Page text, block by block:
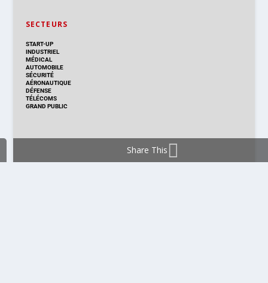
SECTEURS
START-UP
INDUSTRIEL
MÉDICAL
AUTOMOBILE
SÉCURITÉ
AÉRONAUTIQUE
DÉFENSE
TÉLÉCOMS
GRAND PUBLIC
Share This